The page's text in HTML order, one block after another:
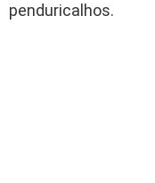
penduricalhos.